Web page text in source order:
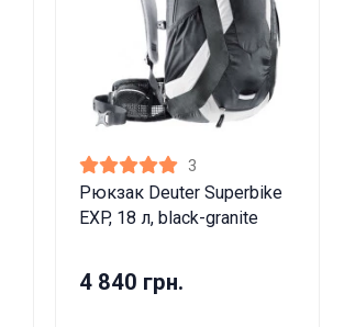
3
Рюкзак Deuter Superbike
EXP, 18 л, black-granite
4 840 грн.